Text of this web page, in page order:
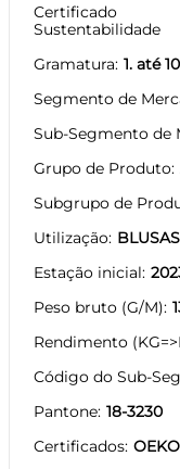
Certificado
Sustentabilidade
Gramatura 1. até
Segmento de
Sub-Segmento de
Grupo de Produto
Subgrupo de
Utilização
Estação inicial
Peso bruto (G/M)
Rendimento
Código do Sub-
Pantone 18-3230
Certificados